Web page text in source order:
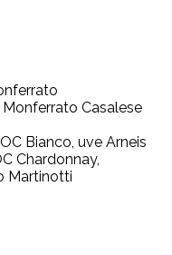
Casalese
Bianco, uve Arneis
Chardonnay,
Martinotti